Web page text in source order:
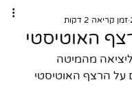
האוטיסטי
זמן קריאה 2 דקות
מהמיטה
על הרצף האוטיסטי